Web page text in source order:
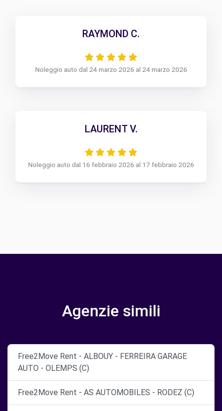
RAYMOND C.
Noleggio auto dal 24 marzo 2026 al 24 marzo 2026
LAURENT V.
Noleggio auto dal 16 febbraio 2026 al 17 febbraio 2026
Agenzie simili
Free2Move Rent - ALBOUY - FERREIRA GARAGE
AUTO - OLEMPS (C)
Free2Move Rent - AS AUTOMOBILES - RODEZ (C)